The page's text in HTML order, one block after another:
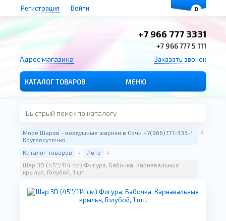
+7 966 777 3331
+7 966 777 5 111
Заказать звонок
Адрес магазина
Регистрация Войти
КАТАЛОГ ТОВАРОВ МЕНЮ
Море Шаров - воздушные шарики в Сочи +7(966)777-333-1
Круглосуточно
Каталог товаров
Лето
Шар 3D (45''/114 см) Фигура, Бабочка, Карнавальные
крылья, Голубой, 1 шт.
0